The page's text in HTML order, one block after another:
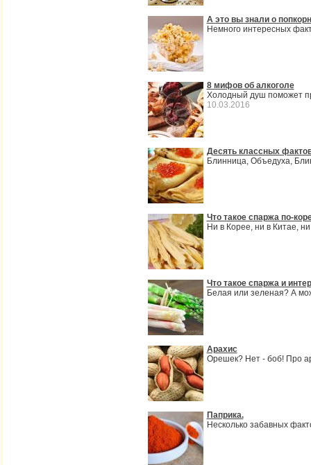
А это вы знали о
Немного интересных
8 мифов об алкоголе
Холодный душ поможет
10.03.2016
Десять классных
Блинница, Объедуха,
Что такое спаржа по-
Ни в Корее, ни в Китае,
Что такое спаржа и
Белая или зеленая? А
Арахис
Орешек? Нет - боб! Про
Паприка.
Несколько забавных